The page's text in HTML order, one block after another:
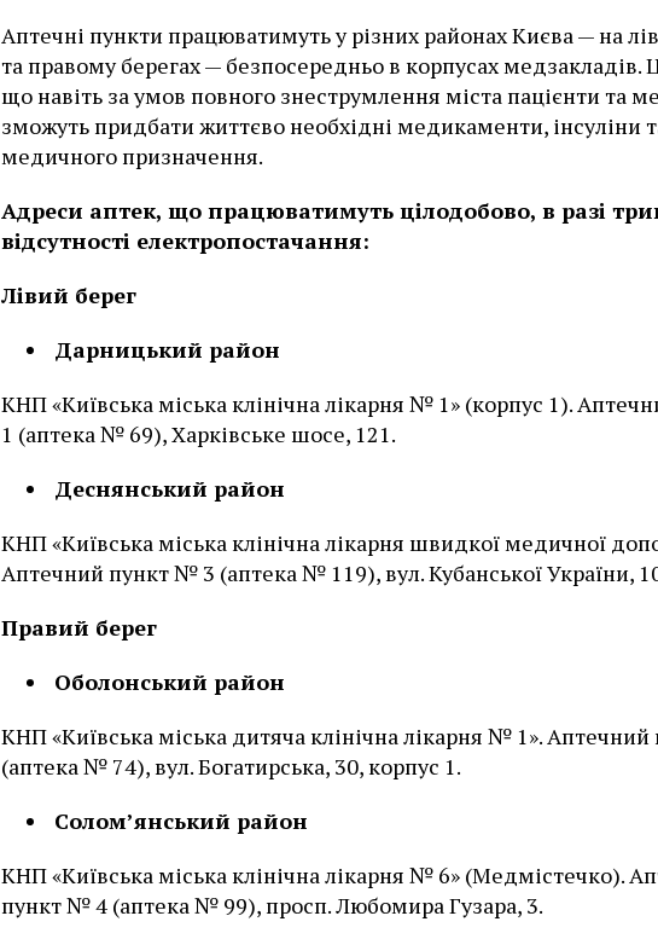
Аптечні пункти працюватимуть у різних районах Києва — на
та правому берегах — безпосередньо в корпусах медзакладів.
що навіть за умов повного знеструмлення міста пацієнти та
зможуть придбати життєво необхідні медикаменти, інсуліни
медичного призначення.
Адреси аптек, що працюватимуть цілодобово, в разі
відсутності електропостачання:
Лівий берег
Дарницький район
КНП «Київська міська клінічна лікарня № 1» (корпус 1).
1 (аптека № 69), Харківське шосе, 121.
Деснянський район
КНП «Київська міська клінічна лікарня швидкої медичної
Аптечний пункт № 3 (аптека № 119), вул. Кубанської України,
Правий берег
Оболонський район
КНП «Київська міська дитяча клінічна лікарня № 1».
(аптека № 74), вул. Богатирська, 30, корпус 1.
Солом’янський район
КНП «Київська міська клінічна лікарня № 6» (Медмістечко).
пункт № 4 (аптека № 99), просп. Любомира Гузара, 3.